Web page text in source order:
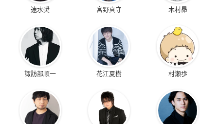
速水奨 宮野真守 木村昴
諏訪部順一 花江夏樹 村瀬歩